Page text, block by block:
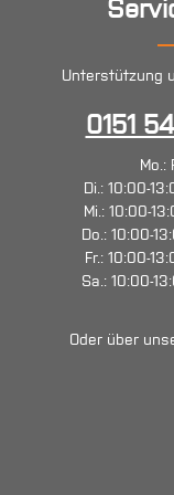
Unterstützung
0151
Mo.:
Di.: 10:00-
Mi.: 10:00-
Do.: 10:00-
Fr.: 10:00-
Sa.: 10:00-
Oder über